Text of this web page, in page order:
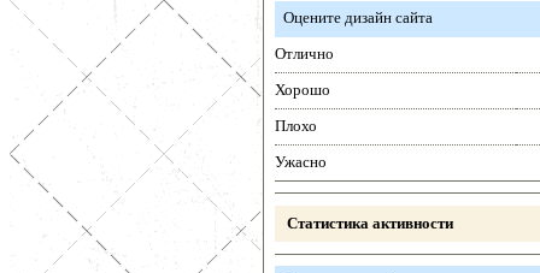
Оцените дизайн сайта
Отлично
Хорошо
Плохо
Ужасно
Статистика активности